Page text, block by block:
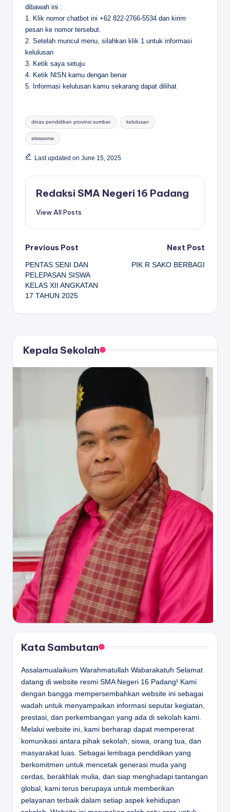
dibawah ini :
1. Klik nomor chatbot ini +62 822-2766-5534 dan kirim
pesan ke nomor tersebut.
2. Setelah muncul menu, silahkan klik 1 untuk informasi
kelulusan
3. Ketik saya setuju
4. Ketik NISN kamu dengan benar
5. Informasi kelulusan kamu sekarang dapat dilihat
Tags:
dinas pendidikan provinsi sumbar kelulusan
siswasma
Last updated on June 15, 2025
Redaksi SMA Negeri 16 Padang
View All Posts
Post
navigation
Previous Post
PENTAS SENI DAN
PELEPASAN SISWA
KELAS XII ANGKATAN
17 TAHUN 2025
Next Post
PIK R SAKO BERBAGI
Kepala Sekolah
Kata Sambutan
Assalamualaikum Warahmatullah Wabarakatuh Selamat
datang di website resmi SMA Negeri 16 Padang! Kami
dengan bangga mempersembahkan website ini sebagai
wadah untuk menyampaikan informasi seputar kegiatan,
prestasi, dan perkembangan yang ada di sekolah kami.
Melalui website ini, kami berharap dapat mempererat
komunikasi antara pihak sekolah, siswa, orang tua, dan
masyarakat luas. Sebagai lembaga pendidikan yang
berkomitmen untuk mencetak generasi muda yang
cerdas, berakhlak mulia, dan siap menghadapi tantangan
global, kami terus berupaya untuk memberikan
pelayanan terbaik dalam setiap aspek kehidupan